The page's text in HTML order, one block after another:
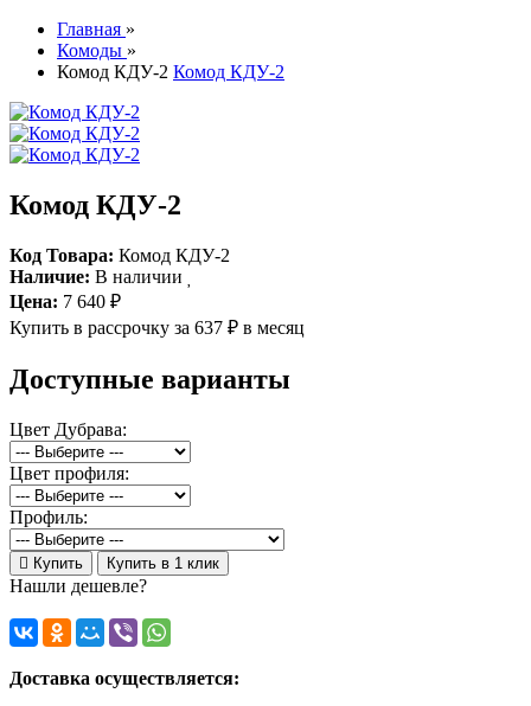
Главная »
Комоды »
Комод КДУ-2 Комод КДУ-2
Комод КДУ-2
Код Товара: Комод КДУ-2
Наличие: В наличии
Цена: 7 640 ₽
Купить в рассрочку за 637 ₽ в месяц
Доступные варианты
Цвет Дубрава:
Цвет профиля:
Профиль:
Купить Купить в 1 клик
Нашли дешевле?
Доставка осуществляется: